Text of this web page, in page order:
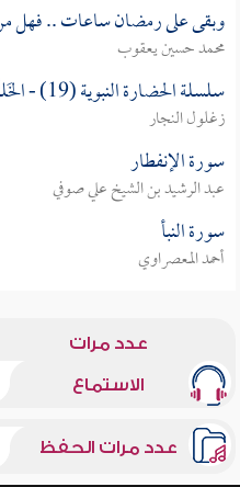
وبقى على رمضان ساعات .. فهل
محمد حسين يعقوب
سلسلة الحضارة النبوية (19) - الخَلقُ من الرزق
زغلول النجار
سورة الإنفطار
عبد الرشيد بن الشيخ علي صوفي
سورة النبأ
أحمد المعصراوي
عدد مرات
الاستماع
عدد مرات الحفظ